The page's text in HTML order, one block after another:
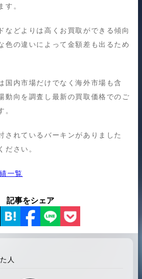
す。
などよりは高くお買取ができる傾向
色の違いによって金額差も出るため
国内市場だけでなく海外市場も含
動向を調査し最新の買取価格でのご
。
されているバーキンがありました
ださい。
一覧
記事をシェア
人